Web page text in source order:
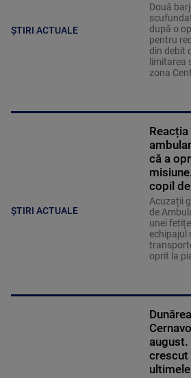
ȘTIRI ACTUALE
Două
după o
pentru
din debit
limitarea
zona
ȘTIRI ACTUALE
că a
copil
Acuzații
de
unei
echipajul
oprit la
august.
crescut